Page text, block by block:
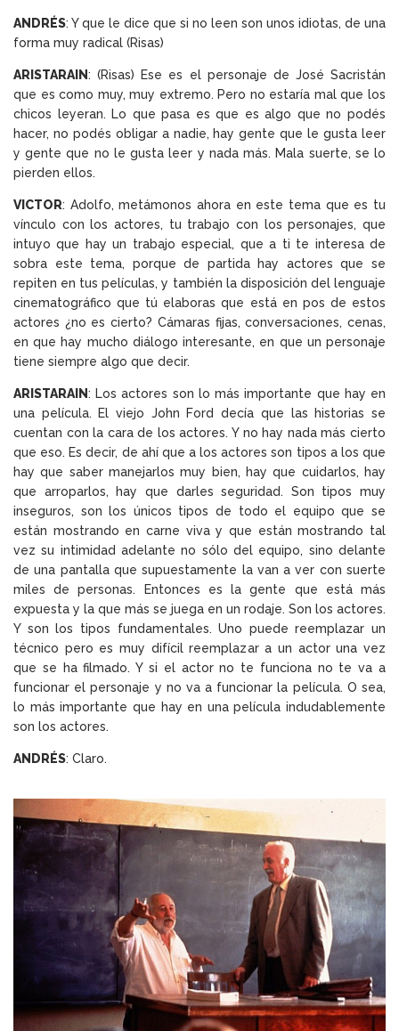
ANDRÉS: Y que le dice que si no leen son unos idiotas, de una
forma muy radical (Risas)
ARISTARAIN: (Risas) Ese es el personaje de José Sacristán
que es como muy, muy extremo. Pero no estaría mal que los
chicos leyeran. Lo que pasa es que es algo que no podés
hacer, no podés obligar a nadie, hay gente que le gusta leer
y gente que no le gusta leer y nada más. Mala suerte, se lo
pierden ellos.
VICTOR: Adolfo, metámonos ahora en este tema que es tu
vínculo con los actores, tu trabajo con los personajes, que
intuyo que hay un trabajo especial, que a ti te interesa de
sobra este tema, porque de partida hay actores que se
repiten en tus películas, y también la disposición del lenguaje
cinematográfico que tú elaboras que está en pos de estos
actores ¿no es cierto? Cámaras fijas, conversaciones, cenas,
en que hay mucho diálogo interesante, en que un personaje
tiene siempre algo que decir.
ARISTARAIN: Los actores son lo más importante que hay en
una película. El viejo John Ford decía que las historias se
cuentan con la cara de los actores. Y no hay nada más cierto
que eso. Es decir, de ahí que a los actores son tipos a los que
hay que saber manejarlos muy bien, hay que cuidarlos, hay
que arroparlos, hay que darles seguridad. Son tipos muy
inseguros, son los únicos tipos de todo el equipo que se
están mostrando en carne viva y que están mostrando tal
vez su intimidad adelante no sólo del equipo, sino delante
de una pantalla que supuestamente la van a ver con suerte
miles de personas. Entonces es la gente que está más
expuesta y la que más se juega en un rodaje. Son los actores.
Y son los tipos fundamentales. Uno puede reemplazar un
técnico pero es muy difícil reemplazar a un actor una vez
que se ha filmado. Y si el actor no te funciona no te va a
funcionar el personaje y no va a funcionar la película. O sea,
lo más importante que hay en una película indudablemente
son los actores.
ANDRÉS: Claro.